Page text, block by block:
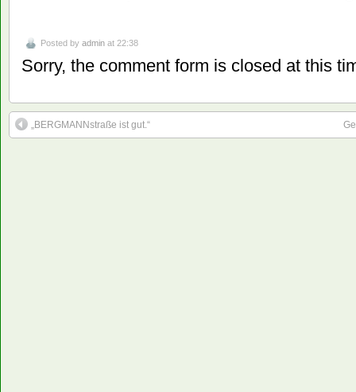
Posted by admin at 22:38
Sorry, the comment form is closed at this
„BERGMANNstraße ist gut.“